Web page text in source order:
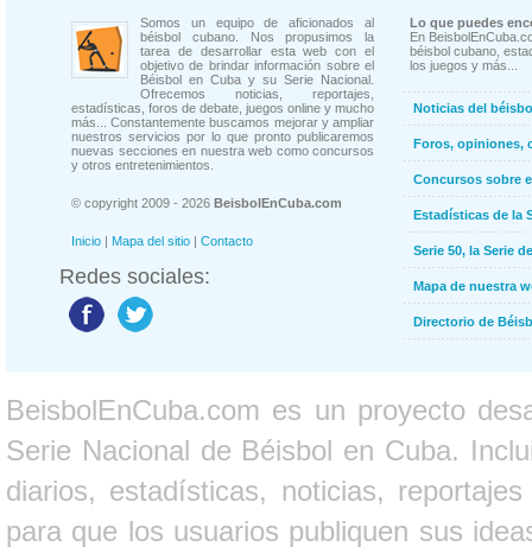
Somos un equipo de aficionados al
béisbol cubano. Nos propusimos la
tarea de desarrollar esta web con el
objetivo de brindar información sobre el
Béisbol en Cuba y su Serie Nacional.
Ofrecemos noticias, reportajes,
estadísticas, foros de debate, juegos online y mucho
más... Constantemente buscamos mejorar y ampliar
nuestros servicios por lo que pronto publicaremos
nuevas secciones en nuestra web como concursos
y otros entretenimientos.
© copyright 2009 - 2026 BeisbolEnCuba.com
Inicio | Mapa del sitio | Contacto
Redes sociales:
Lo que puedes
En
béisbol cubano,
los juegos y más...
Noticias del
Foros, opiniones,
Concursos sobre
Estadísticas de la
Serie 50, la Serie
Mapa de nuestra
Directorio de
BeisbolEnCuba.com es un proyecto
Serie Nacional de Béisbol en Cuba.
diarios, estadísticas, noticias,
para que los usuarios publiquen sus